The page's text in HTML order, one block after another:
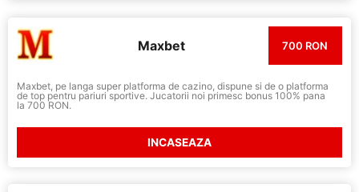
Maxbet 700 RON
Maxbet, pe langa super platforma de cazino, dispune si de o platforma
de top pentru pariuri sportive. Jucatorii noi primesc bonus 100% pana
la 700 RON.
INCASEAZA